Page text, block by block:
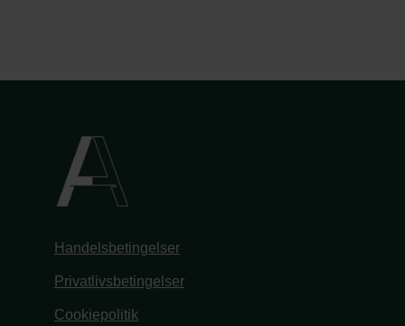
Handelsbetingelser
Privatlivsbetingelser
Cookiepolitik